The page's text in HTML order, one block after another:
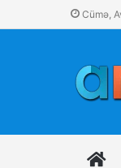
Cümə,
İLK